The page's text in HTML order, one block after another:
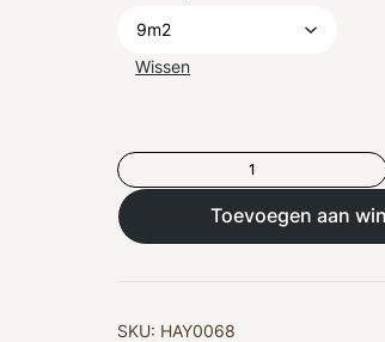
Wissen
NO.0068 | Little
paws
aantal
Toevoegen aan
SKU: HAY0068